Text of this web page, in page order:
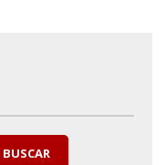
BUSCAR